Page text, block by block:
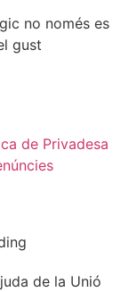
no només es
gust
de Privadesa
de la Unió